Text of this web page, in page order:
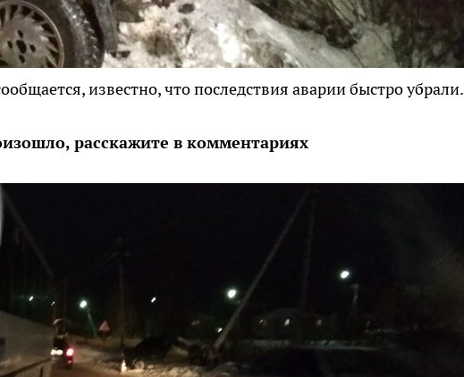
известно, что последствия аварии быстро убрали.
расскажите в комментариях